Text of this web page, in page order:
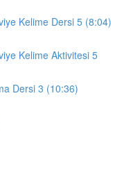
Kelime Dersi 5 (8:04)
Kelime Aktivitesi 5
Dersi 3 (10:36)